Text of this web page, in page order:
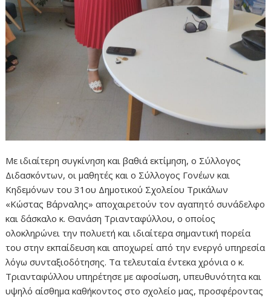
Με ιδιαίτερη συγκίνηση και βαθιά εκτίμηση, ο Σύλλογος
Διδασκόντων, οι μαθητές και ο Σύλλογος Γονέων και
Κηδεμόνων του 31ου Δημοτικού Σχολείου Τρικάλων
«Κώστας Βάρναλης» αποχαιρετούν τον αγαπητό συνάδελφο
και δάσκαλο κ. Θανάση Τριανταφύλλου, ο οποίος
ολοκληρώνει την πολυετή και ιδιαίτερα σημαντική πορεία
του στην εκπαίδευση και αποχωρεί από την ενεργό υπηρεσία
λόγω συνταξιοδότησης. Τα τελευταία έντεκα χρόνια ο κ.
Τριανταφύλλου υπηρέτησε με αφοσίωση, υπευθυνότητα και
υψηλό αίσθημα καθήκοντος στο σχολείο μας, προσφέροντας